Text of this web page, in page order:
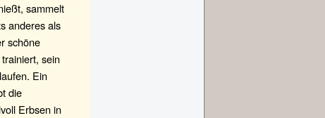
sammelt
anderes als
schöne
sein
Ein
die
Erbsen in